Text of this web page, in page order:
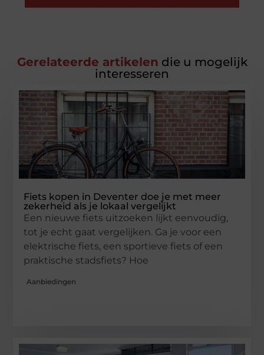
Gerelateerde artikelen die u mogelijk
interesseren
Fiets kopen in Deventer doe je met meer
zekerheid als je lokaal vergelijkt
Een nieuwe fiets uitzoeken lijkt eenvoudig,
tot je echt gaat vergelijken. Ga je voor een
elektrische fiets, een sportieve fiets of een
praktische stadsfiets? Hoe
Aanbiedingen